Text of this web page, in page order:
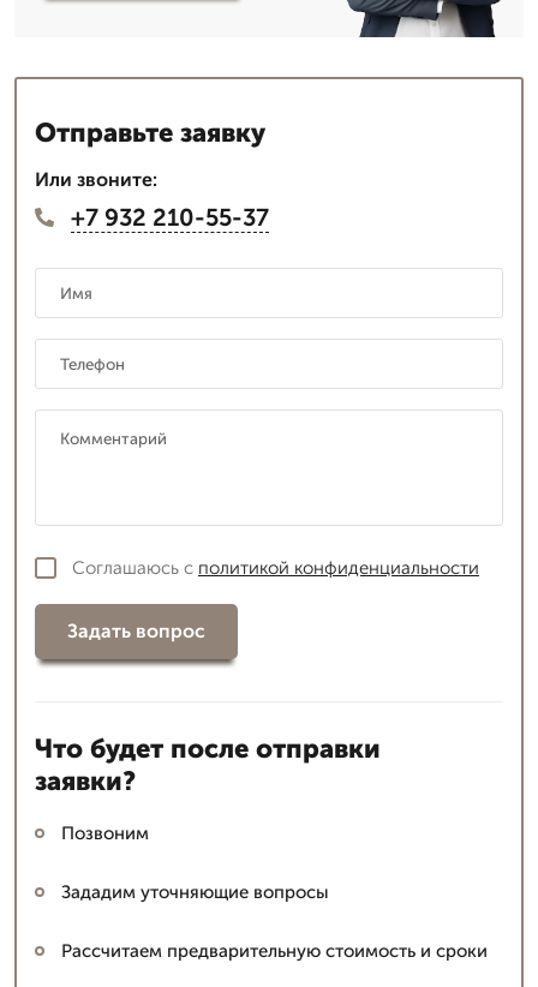
Отправьте заявку
Или звоните:
+7 932 210-55-37
Соглашаюсь с политикой конфиденциальности
Задать вопрос
Что будет после отправки
заявки?
Позвоним
Зададим уточняющие вопросы
Рассчитаем предварительную стоимость и сроки